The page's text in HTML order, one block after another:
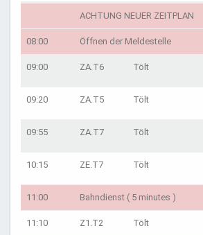
ACHTUNG NEUER ZEITPLAN
08:00 Öffnen der Meldestelle
09:00 ZA.T6 Tölt
09:20 ZA.T5 Tölt
09:55 ZA.T7 Tölt
10:15 ZE.T7 Tölt
11:00 Bahndienst ( 5 minutes )
11:10 Z1.T2 Tölt